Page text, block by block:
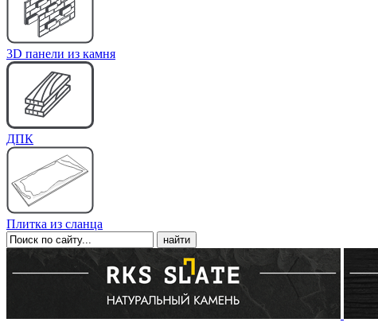
3D панели из камня
ДПК
Плитка из сланца